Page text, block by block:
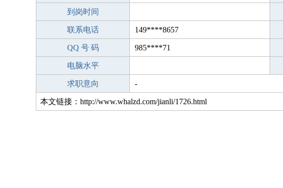
到岗时间
联系电话 149****8657
QQ 号 码 985****71
电脑水平
求职意向 -
本文链接：http://www.whalzd.com/jianli/1726.html